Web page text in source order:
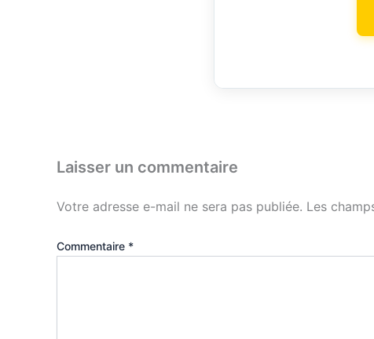
Laisser un commentaire
Votre adresse e-mail ne sera pas publiée. Les
Commentaire *